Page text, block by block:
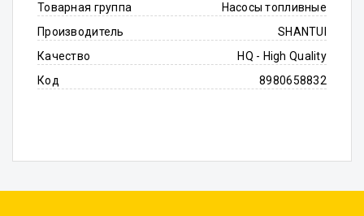
Товарная группа
Насосы топливные
Производитель
SHANTUI
Качество
HQ - High Quality
Код
8980658832